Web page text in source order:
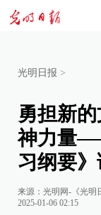
光明日报 >
勇担新
神力量
习纲要
来源： 光明网-《光明
2025-01-06 02:15